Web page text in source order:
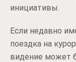
инициативы.
Если недавно
поездка на
видение может